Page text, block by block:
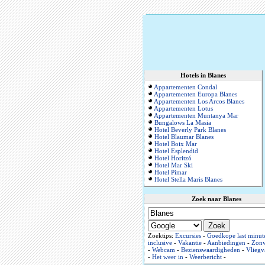
Hotels in Blanes
Appartementen Condal
Appartementen Europa Blanes
Appartementen Los Arcos Blanes
Appartementen Lotus
Appartementen Muntanya Mar
Bungalows La Masia
Hotel Beverly Park Blanes
Hotel Blaumar Blanes
Hotel Boix Mar
Hotel Esplendid
Hotel Horitzó
Hotel Mar Ski
Hotel Pimar
Hotel Stella Maris Blanes
Zoek naar Blanes
Zoektips: Excursies- Goedkope last
inclusive- Vakantie-Aanbiedingen-
- Webcam- Bezienswaardigheden-
- Het weer in- Weerbericht-